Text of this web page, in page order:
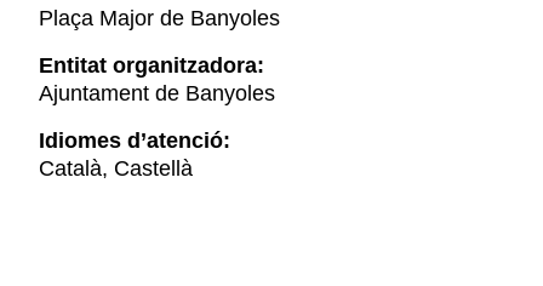
Plaça Major de Banyoles
Entitat organitzadora:
Ajuntament de Banyoles
Idiomes d’atenció:
Català, Castellà